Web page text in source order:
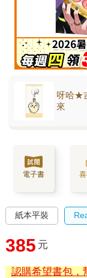
呀哈★
來
電子書
紙本平裝
385 元
認購希望書包，